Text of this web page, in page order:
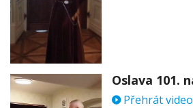
Přehrát video